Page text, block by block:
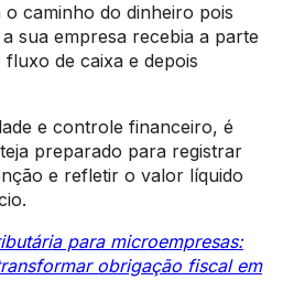
caminho do dinheiro pois
sua empresa recebia a parte
de caixa e depois
e controle financeiro, é
preparado para registrar
e refletir o valor líquido
para microempresas:
obrigação fiscal em